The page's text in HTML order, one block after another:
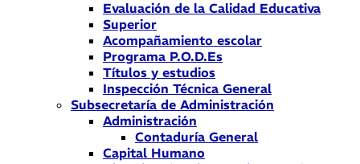
Evaluación de la Calidad Educativa
Superior
Acompañamiento escolar
Programa P.O.D.Es
Títulos y estudios
Inspección Técnica General
Subsecretaría de Administración
Administración
Contaduría General
Capital Humano